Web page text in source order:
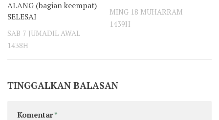
ALANG (bagian keempat)
SELESAI
SAB 7 JUMADIL AWAL
1438H
MING 18 MUHARRAM
1439H
TINGGALKAN BALASAN
Komentar*